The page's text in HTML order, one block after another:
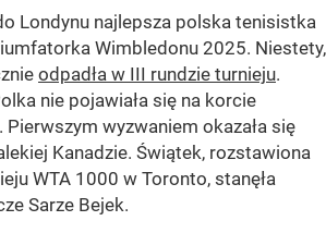
Londynu najlepsza polska tenisistka
Wimbledonu 2025. Niestety,
odpadła w III rundzie turnieju.
nie pojawiała się na korcie
wyzwaniem okazała się
Kanadzie. Świątek, rozstawiona
WTA 1000 w Toronto, stanęła
Sarze Bejek.